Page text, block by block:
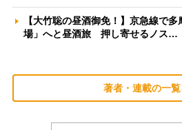
【大竹聡の昼酒御免！】京急線で
場」へと昼酒旅 押し寄せるノス…
著者・連載の一